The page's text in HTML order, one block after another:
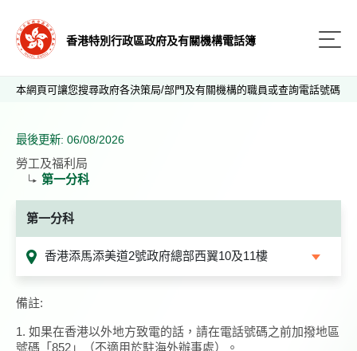
香港特別行政區政府及有關機構電話簿
本網頁可讓您搜尋政府各決策局/部門及有關機構的職員或查詢電話號碼
最後更新: 06/08/2026
勞工及福利局
第一分科
第一分科
香港添馬添美道2號政府總部西翼10及11樓
備註:
1. 如果在香港以外地方致電的話，請在電話號碼之前加撥地區
號碼「852」（不適用於駐海外辦事處）。